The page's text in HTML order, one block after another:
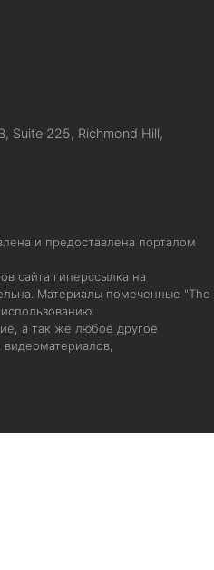
Suite 225, Richmond Hill,
и предоставлена порталом
сайта гиперссылка на
Материалы помеченные "The
а так же любое другое